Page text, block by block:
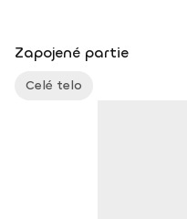
týchto stránkach: FB: www.facebook.com/flowandrea9 IG :
@andrea_mindfulflow Dosiahnuté vzdelanie: • Špecializačný
kurz Pilates inštruktor
Zapojené partie
Celé telo